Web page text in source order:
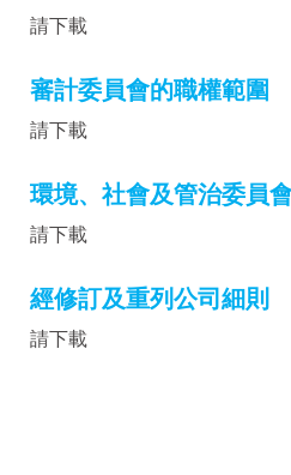
請下載
審計委員會的職權範圍
請下載
環境、社會及管治委員
請下載
經修訂及重列公司細則
請下載